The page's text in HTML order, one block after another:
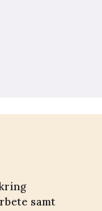
samt